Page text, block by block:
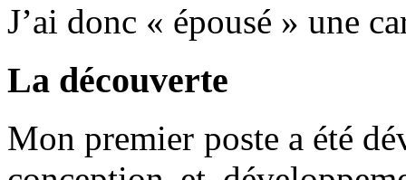
J’ai donc « épousé »
La découverte
Mon premier poste a été